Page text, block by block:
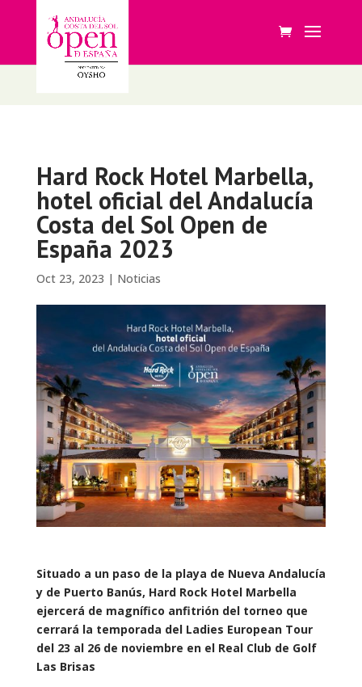
Hard Rock Hotel Marbella,
hotel oficial del Andalucía
Costa del Sol Open de
España 2023
Oct 23, 2023 | Noticias
Situado a un paso de la playa de Nueva Andalucía
y de Puerto Banús, Hard Rock Hotel Marbella
ejercerá de magnífico anfitrión del torneo que
cerrará la temporada del Ladies European Tour
del 23 al 26 de noviembre en el Real Club de Golf
Las Brisas